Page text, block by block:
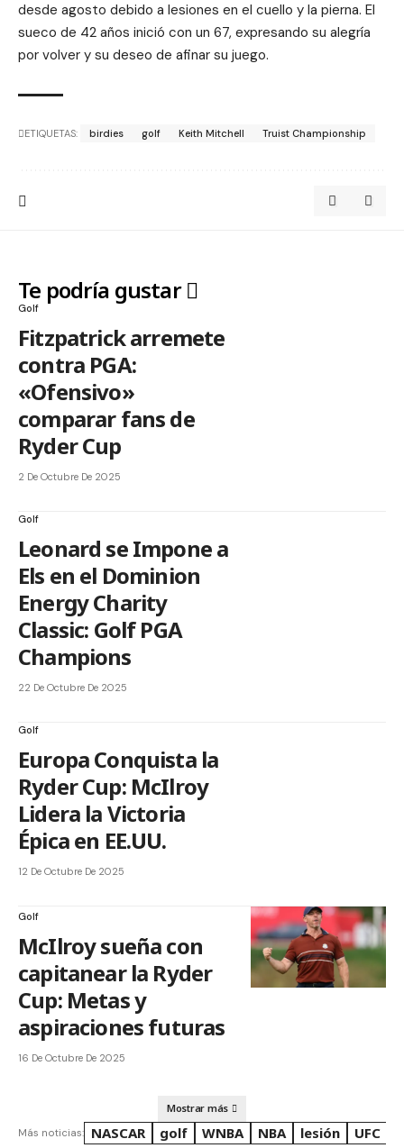
desde agosto debido a lesiones en el cuello y la pierna. El
sueco de 42 años inició con un 67, expresando su alegría
por volver y su deseo de afinar su juego.
ETIQUETAS: birdies golf Keith Mitchell Truist Championship
Te podría gustar
Golf
Fitzpatrick arremete
contra PGA:
«Ofensivo»
comparar fans de
Ryder Cup
2 De Octubre De 2025
Golf
Leonard se Impone a
Els en el Dominion
Energy Charity
Classic: Golf PGA
Champions
22 De Octubre De 2025
Golf
Europa Conquista la
Ryder Cup: McIlroy
Lidera la Victoria
Épica en EE.UU.
12 De Octubre De 2025
Golf
McIlroy sueña con
capitanear la Ryder
Cup: Metas y
aspiraciones futuras
16 De Octubre De 2025
Mostrar más
Más noticias: NASCAR golf WNBA NBA lesión UFC